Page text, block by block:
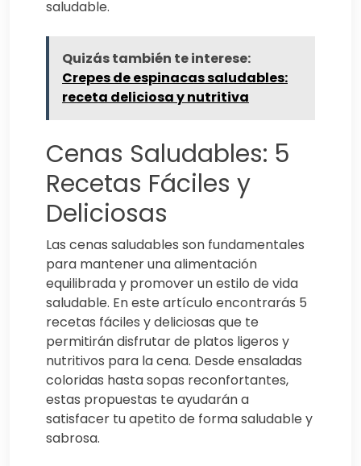
saludable.
Quizás también te interese:
Crepes de espinacas saludables:
receta deliciosa y nutritiva
Cenas Saludables: 5
Recetas Fáciles y
Deliciosas
Las cenas saludables son fundamentales
para mantener una alimentación
equilibrada y promover un estilo de vida
saludable. En este artículo encontrarás 5
recetas fáciles y deliciosas que te
permitirán disfrutar de platos ligeros y
nutritivos para la cena. Desde ensaladas
coloridas hasta sopas reconfortantes,
estas propuestas te ayudarán a
satisfacer tu apetito de forma saludable y
sabrosa.